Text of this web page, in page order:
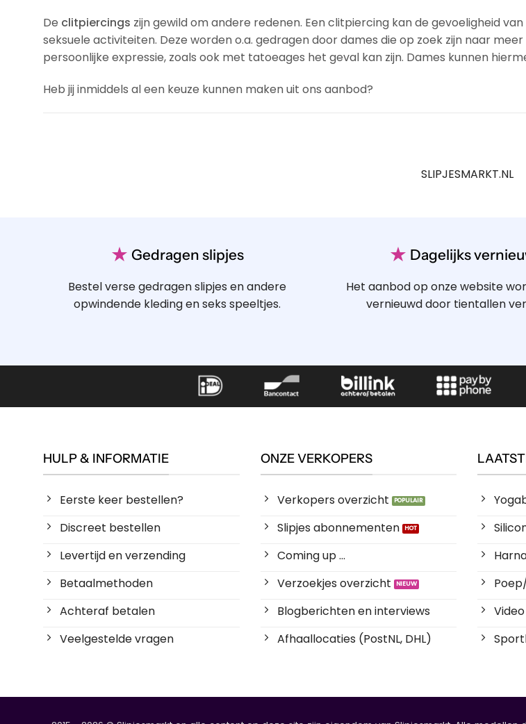
De clitpiercings zijn gewild om andere redenen. Een clitpiercing kan de gevoeligheid
seksuele activiteiten. Deze worden o.a. gedragen door dames die op zoek zijn naar
persoonlijke expressie, zoals ook met tatoeages het geval kan zijn. Dames kunnen
Heb jij inmiddels al een keuze kunnen maken uit ons aanbod?
SLIPJESMARKT.NL
★ Gedragen slipjes
Bestel verse gedragen slipjes en andere
opwindende kleding en seks speeltjes.
★ Dagelijks
Het aanbod op onze website
vernieuwd door tientallen
HULP & INFORMATIE
Eerste keer bestellen?
Discreet bestellen
Levertijd en verzending
Betaalmethoden
Achteraf betalen
Veelgestelde vragen
ONZE VERKOPERS
Verkopers overzicht
Slipjes abonnementen
Coming up ...
Verzoekjes overzicht
Blogberichten en interviews
Afhaallocaties (PostNL, DHL)